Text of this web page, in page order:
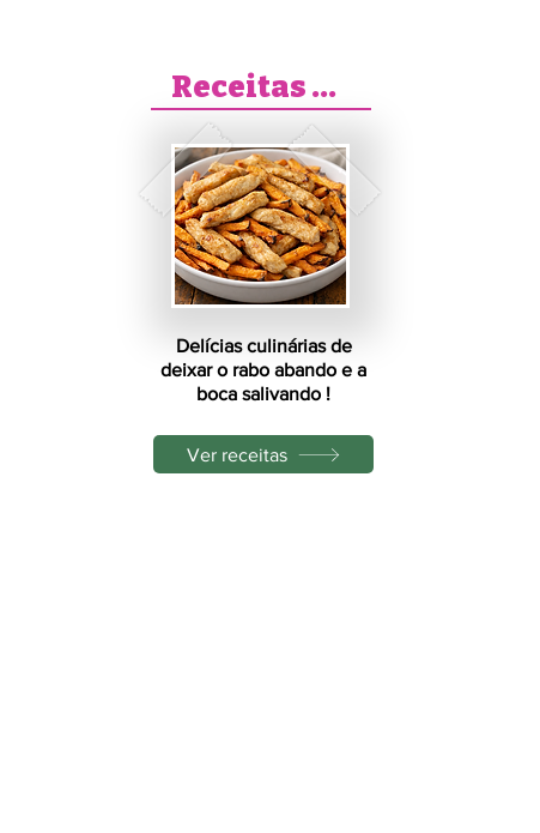
Receitas Pet
Delícias culinárias de
deixar o rabo abando e a
boca salivando !
Ver receitas